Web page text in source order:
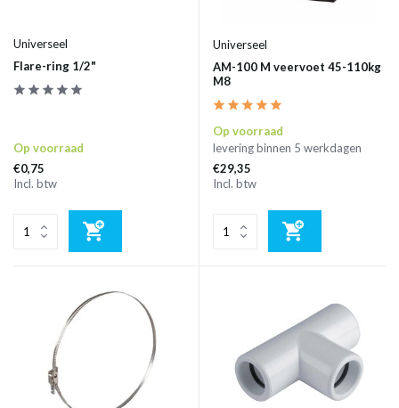
Universeel
Flare-ring 1/2"
Op voorraad
€0,75
Incl. btw
Universeel
AM-100 M veervoet 45-110kg
M8
Op voorraad
levering binnen 5 werkdagen
€29,35
Incl. btw